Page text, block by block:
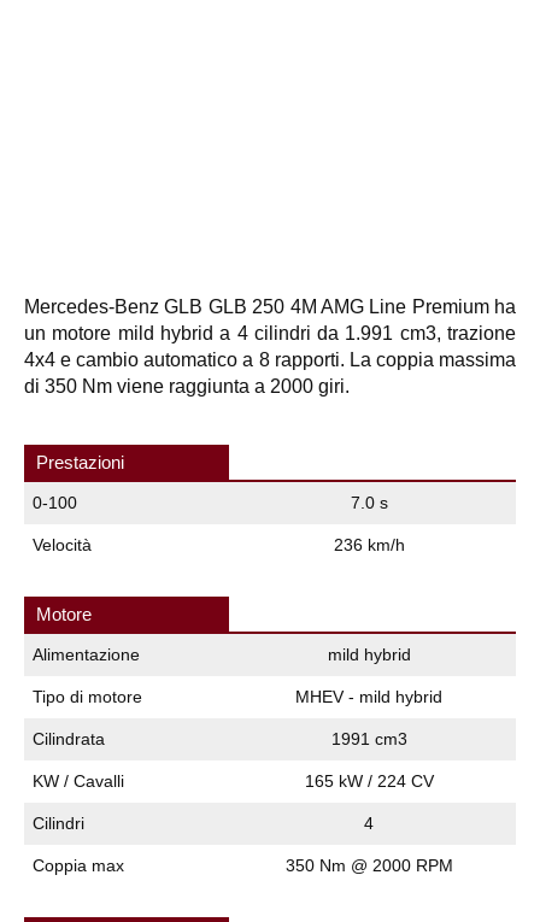
Mercedes-Benz GLB GLB 250 4M AMG Line Premium ha
un motore mild hybrid a 4 cilindri da 1.991 cm3, trazione
4x4 e cambio automatico a 8 rapporti. La coppia massima
di 350 Nm viene raggiunta a 2000 giri.
Prestazioni
0-100 7.0 s
Velocità 236 km/h
Motore
Alimentazione mild hybrid
Tipo di motore MHEV - mild hybrid
Cilindrata 1991 cm3
KW / Cavalli 165 kW / 224 CV
Cilindri 4
Coppia max 350 Nm @ 2000 RPM